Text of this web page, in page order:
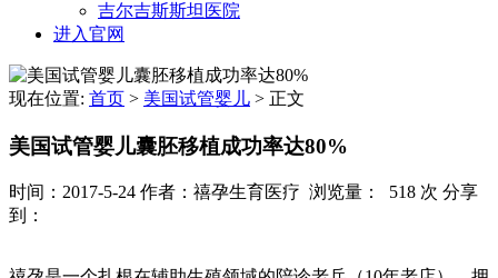
吉尔吉斯斯坦医院
进入官网
现在位置: 首页 > 美国试管婴儿 > 正文
美国试管婴儿囊胚移植成功率达80%
时间：2017-5-24 作者：禧孕生育医疗 浏览量： 518 次 分享
到：